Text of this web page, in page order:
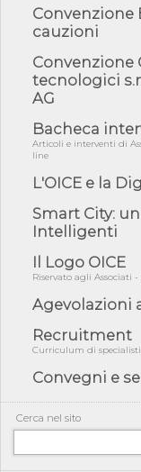
06/08/26 - DDL
norme UE in m...
05/08/26 - DL
fiducia...
05/08/26 - Focus
05/08/26 - Anac:
2 s...
05/08/26 - SAVE
Professioni ...
05/08/26 -
di Reg...
05/08/26 - Lettera
Campa...
04/08/26 - DL PA:
per ...
04/08/26 -
COP31, An...
04/08/26 - CdS,
impugnar...
04/08/26 -
penali per ...
04/08/26 - CdS:
acquiescenza r...
Convenzione
cauzioni
Convenzione
tecnologici
AG
Bacheca
Articoli e interventi di
line
L'OICE e la
Smart City:
Intelligenti
Il Logo OICE
Riservato agli Associati
Agevolazioni
Recruitment
Curriculum di specialisti
Convegni e
Cerca nel sito